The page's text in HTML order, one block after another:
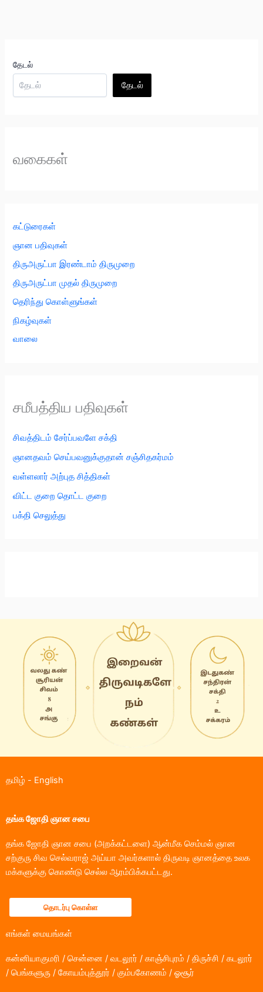
தேடல்
தேடல்
வகைகள்
கட்டுரைகள்
ஞான பதிவுகள்
திருஅருட்பா இரண்டாம் திருமுறை
திருஅருட்பா முதல் திருமுறை
தெரிந்து கொள்ளுங்கள்
நிகழ்வுகள்
வாலை
சமீபத்திய பதிவுகள்
சிவத்திடம் சேர்ப்பவளே சக்தி
ஞானதவம் செய்பவனுக்குதான் சஞ்சிதகர்மம்
வள்ளலார் அற்புத சித்திகள்
விட்ட குறை தொட்ட குறை
பக்தி செலுத்து
தமிழ் - English
தங்க ஜோதி ஞான சபை
தங்க ஜோதி ஞான சபை (அறக்கட்டளை) ஆன்மீக செம்மல் ஞான
சற்குரு சிவ செல்வராஜ் அய்யா அவர்களால் திருவடி ஞானத்தை உலக
மக்களுக்கு கொண்டு செல்ல ஆரம்பிக்கபட்டது.
தொடர்பு கொள்ள
எங்கள் மையங்கள்
கன்னியாகுமரி / சென்னை / வடலூர் / காஞ்சிபுரம் / திருச்சி / கடலூர்
/ பெங்களுரு / கோயம்புத்தூர் / கும்பகோணம் / ஓசூர்